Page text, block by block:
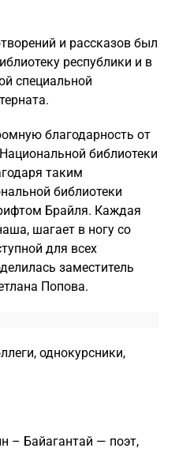
и рассказов был
республики и в
специальной
благодарность от
библиотеки
таким
библиотеки
Брайля. Каждая
шагает в ногу со
для всех
заместитель
Попова.
однокурсники,
– Байагантай — поэт,